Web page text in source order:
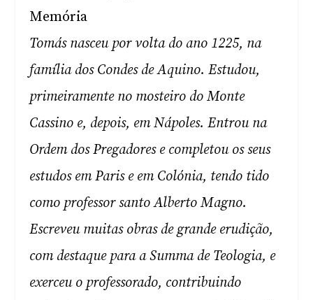
Memória
Tomás nasceu por volta do ano 1225, na
família dos Condes de Aquino. Estudou,
primeiramente no mosteiro do Monte
Cassino e, depois, em Nápoles. Entrou na
Ordem dos Pregadores e completou os seus
estudos em Paris e em Colónia, tendo tido
como professor santo Alberto Magno.
Escreveu muitas obras de grande erudição,
com destaque para a Summa de Teologia, e
exerceu o professorado, contribuindo